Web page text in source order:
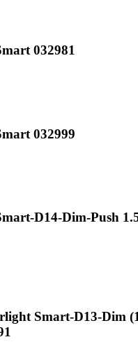
032981
032999
D14-Dim-Push
Smart-D13-Dim